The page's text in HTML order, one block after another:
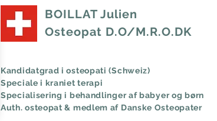
BOILLAT Julien
Osteopat D.O/M.R.O.DK
Kandidatgrad i osteopati (Schweiz)
Speciale i kraniet terapi
Specialisering i behandlinger af babyer og børn
Auth. osteopat & medlem af Danske Osteopater